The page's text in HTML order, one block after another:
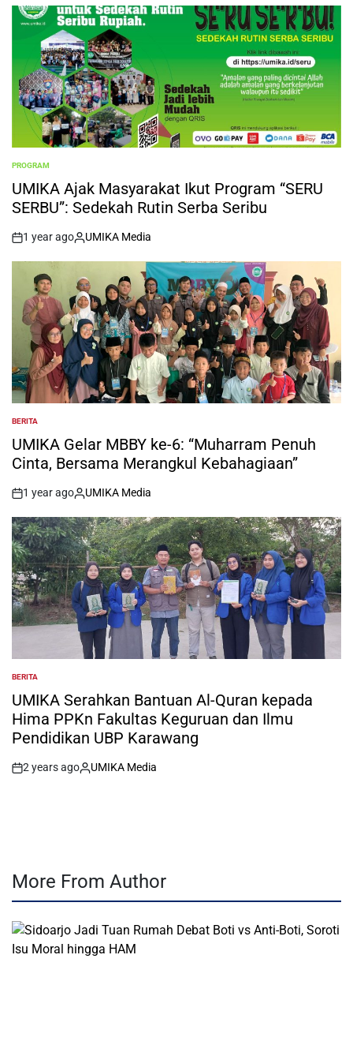
POSTED
IN
PROGRAM
UMIKA Ajak Masyarakat Ikut Program “SERU
SERBU”: Sedekah Rutin Serba Seribu
on
1 year ago
Posted
by
UMIKA Media
POSTED
IN
BERITA
UMIKA Gelar MBBY ke-6: “Muharram Penuh
Cinta, Bersama Merangkul Kebahagiaan”
on
1 year ago
Posted
by
UMIKA Media
POSTED
IN
BERITA
UMIKA Serahkan Bantuan Al-Quran kepada
Hima PPKn Fakultas Keguruan dan Ilmu
Pendidikan UBP Karawang
on
2 years ago
Posted
UMIKA Media
More From Author